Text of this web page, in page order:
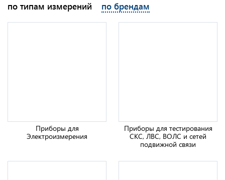
по типам измерений по брендам
Приборы для
Электроизмерения
Приборы для тестирования
СКС, ЛВС, ВОЛС и сетей
подвижной связи